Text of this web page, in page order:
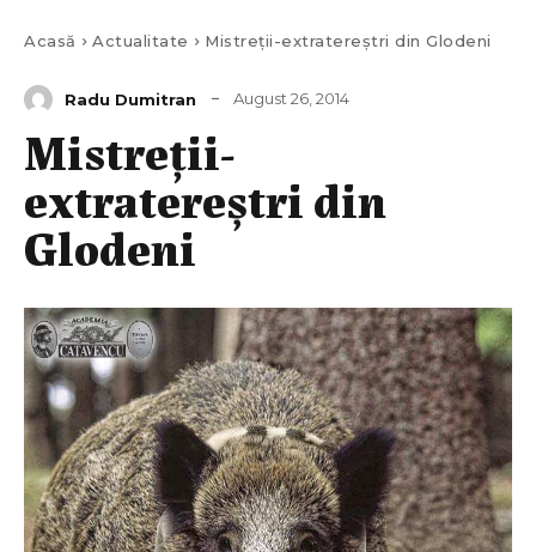
Acasă Actualitate Mistreții-extratereştri din Glodeni
Radu Dumitran August 26, 2014
Mistreții-
extratereştri din
Glodeni